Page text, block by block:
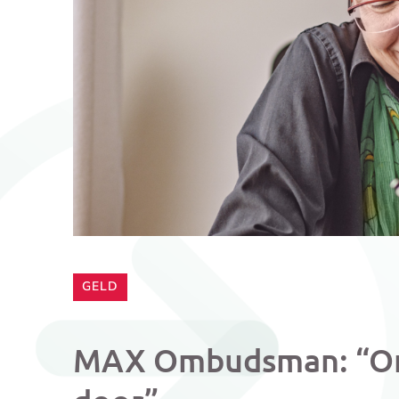
CATEGORIE:
GELD
MAX Ombudsman: